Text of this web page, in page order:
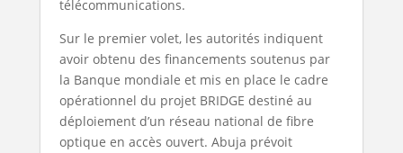
télécommunications.
Sur le premier volet, les autorités indiquent
avoir obtenu des financements soutenus par
la Banque mondiale et mis en place le cadre
opérationnel du projet BRIDGE destiné au
déploiement d’un réseau national de fibre
optique en accès ouvert. Abuja prévoit